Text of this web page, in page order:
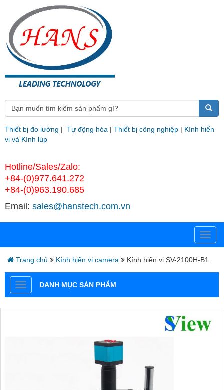
Thiết bị đo lường | Tự động hóa | Thiết bị công nghiệp | Kính hiển
vi và Kính lúp
Hotline/Sales/Zalo:
+84-(0)977.641.272
+84-(0)963.190.685
Email: sales@hanstech.com.vn
Trang chủ Kính hiển vi camera Kính hiển vi SV-2100H-B1
DANH MỤC SẢN PHẨM